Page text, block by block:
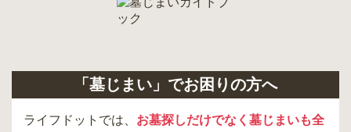
「墓じまい」でお困りの方へ
ライフドットでは、 お墓探しだけでなく墓じまいも全